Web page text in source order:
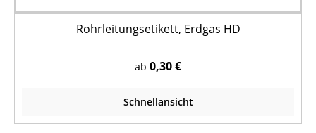
Rohrleitungsetikett, Erdgas HD
ab 0,30 €
Schnellansicht